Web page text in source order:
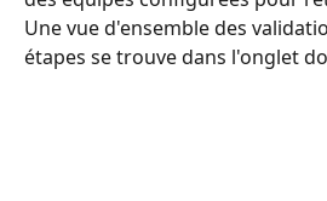
Une vue d'ensemble des
étapes se trouve dans l'onglet